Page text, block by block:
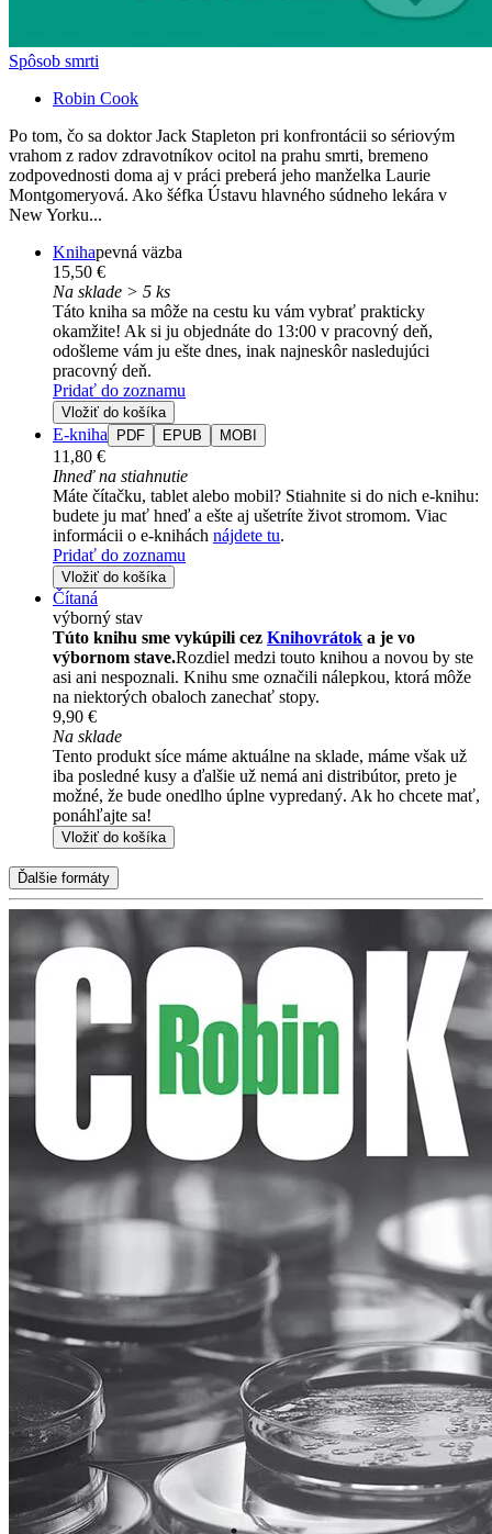
Spôsob smrti
Robin Cook
Po tom, čo sa doktor Jack Stapleton pri konfrontácii so sériovým
vrahom z radov zdravotníkov ocitol na prahu smrti, bremeno
zodpovednosti doma aj v práci preberá jeho manželka Laurie
Montgomeryová. Ako šéfka Ústavu hlavného súdneho lekára v
New Yorku...
Knihapevná väzba
15,50 €
Na sklade > 5 ks
Táto kniha sa môže na cestu ku vám vybrať prakticky
okamžite! Ak si ju objednáte do 13:00 v pracovný deň,
odošleme vám ju ešte dnes, inak najneskôr nasledujúci
pracovný deň.
Pridať do zoznamu
Vložiť do košíka
E-kniha PDF EPUB MOBI
11,80 €
Ihneď na stiahnutie
Máte čítačku, tablet alebo mobil? Stiahnite si do nich e-knihu:
budete ju mať hneď a ešte aj ušetríte život stromom. Viac
informácii o e-knihách nájdete tu.
Pridať do zoznamu
Vložiť do košíka
Čítaná
výborný stav
Túto knihu sme vykúpili cez Knihovrátok a je vo
výbornom stave.Rozdiel medzi touto knihou a novou by ste
asi ani nespoznali. Knihu sme označili nálepkou, ktorá môže
na niektorých obaloch zanechať stopy.
9,90 €
Na sklade
Tento produkt síce máme aktuálne na sklade, máme však už
iba posledné kusy a ďalšie už nemá ani distribútor, preto je
možné, že bude onedlho úplne vypredaný. Ak ho chcete mať,
ponáhľajte sa!
Vložiť do košíka
Ďalšie formáty